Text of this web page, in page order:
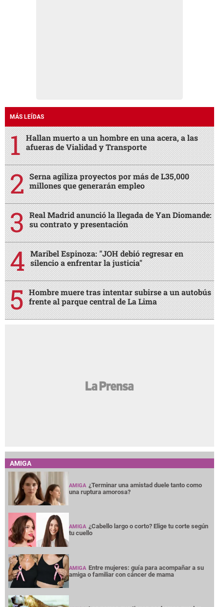
MÁS LEÍDAS
Hallan muerto a un hombre en una acera, a las
afueras de Vialidad y Transporte
Serna agiliza proyectos por más de L35,000
millones que generarán empleo
Real Madrid anunció la llegada de Yan Diomande:
su contrato y presentación
Maribel Espinoza: "JOH debió regresar en
silencio a enfrentar la justicia"
Hombre muere tras intentar subirse a un autobús
frente al parque central de La Lima
AMIGA
AMIGA ¿Terminar una amistad duele tanto como
una ruptura amorosa?
AMIGA ¿Cabello largo o corto? Elige tu corte según
tu cuello
AMIGA Entre mujeres: guía para acompañar a su
amiga o familiar con cáncer de mama